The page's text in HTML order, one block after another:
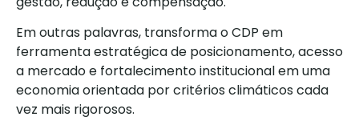
Em outras palavras, transforma o CDP em
ferramenta estratégica de posicionamento, acesso
a mercado e fortalecimento institucional em uma
economia orientada por critérios climáticos cada
vez mais rigorosos.